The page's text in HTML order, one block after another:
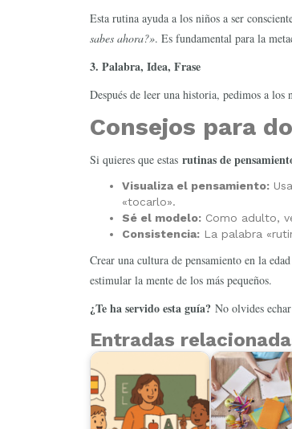
Esta rutina ayuda a los niños a ser
sabes ahora?». Es fundamental para la
3. Palabra, Idea, Frase
Después de leer una historia, pedimos a los
Consejos para
Si quieres que estas rutinas de
Visualiza el pensamiento:
«tocarlo».
Sé el modelo: Como adulto,
Consistencia: La palabra
Crear una cultura de pensamiento en la
estimular la mente de los más pequeños.
¿Te ha servido esta guía? No olvides
Entradas